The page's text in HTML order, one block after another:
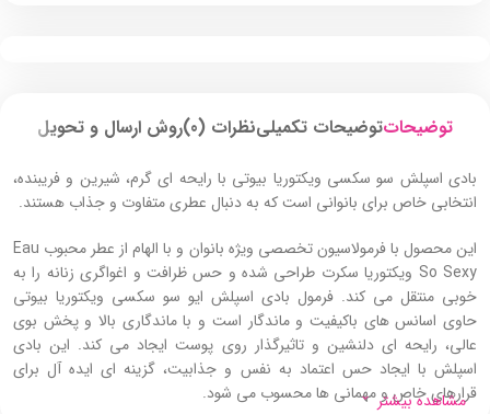
توضیحاتتوضیحات تکمیلینظرات (0) روش ارسال و تحویل
بادی اسپلش سو سکسی ویکتوریا بیوتی با رایحه‌ ای گرم، شیرین و فریبنده،
انتخابی خاص برای بانوانی است که به دنبال عطری متفاوت و جذاب هستند.
این محصول با فرمولاسیون تخصصی ویژه بانوان و با الهام از عطر محبوب Eau
So Sexy ویکتوریا سکرت طراحی شده و حس ظرافت و اغواگری زنانه را به‌
خوبی منتقل می‌ کند. فرمول بادی اسپلش ایو سو سکسی ویکتوریا بیوتی
حاوی اسانس‌ های باکیفیت و ماندگار است و با ماندگاری بالا و پخش بوی
عالی، رایحه‌ ای دلنشین و تاثیرگذار روی پوست ایجاد می‌ کند. این بادی
اسپلش با ایجاد حس اعتماد به‌ نفس و جذابیت، گزینه‌ ای ایده‌ آل برای
قرارهای خاص و مهمانی‌ ها محسوب می‌ شود.
مشاهده بیشتر